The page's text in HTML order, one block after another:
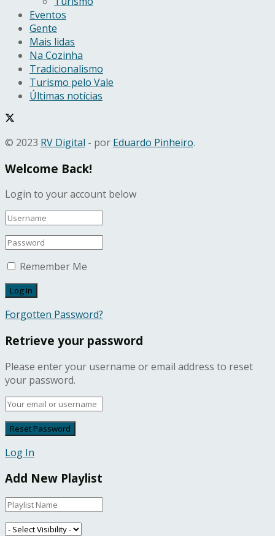
Eventos
Gente
Mais lidas
Na Cozinha
Tradicionalismo
Turismo pelo Vale
Últimas notícias
© 2023 RV Digital - por Eduardo Pinheiro.
Welcome Back!
Login to your account below
Remember Me
Forgotten Password?
Retrieve your password
Please enter your username or email address to reset
your password.
Log In
Add New Playlist